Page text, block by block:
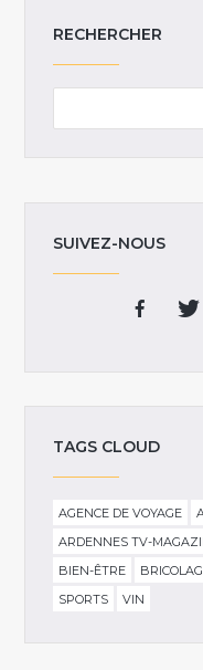
RECHERCHER
SUIVEZ-NOUS
TAGS CLOUD
AGENCE DE VOYAGE
ARDENNES TV-
BIEN-ÊTRE
SPORTS
VIN